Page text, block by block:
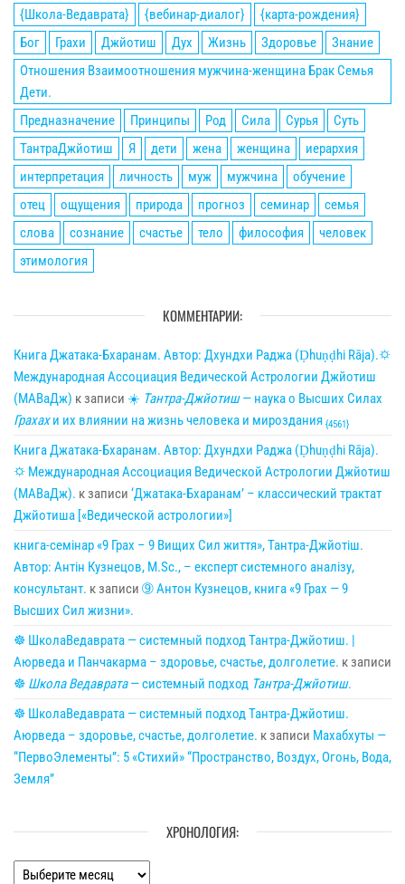
{Школа-Ведаврата}
{вебинар-диалог}
{карта-рождения}
Бог
Грахи Джйотиш Дух Жизнь Здоровье
Знание
Отношения Взаимоотношения мужчина-женщина Брак Семья
Дети.
Предназначение
Принципы Род Сила Сурья
Суть
ТантраДжйотиш
Я дети жена женщина
иерархия
интерпретация
личность муж мужчина
обучение
отец
ощущения природа прогноз семинар
семья
слова
сознание счастье тело философия
человек
этимология
КОММЕНТАРИИ:
Книга Джатака-Бхаранам. Автор: Дхундхи Раджа (Ḍhuṇḍhi Rāja).🌣
Международная Ассоциация Ведической Астрологии Джйотиш
(МАВаДж) к записи ☀ Тантра-Джйотиш— наука о Высших Силах
Грахахи их влиянии на жизнь человека и мироздания {4561}
Книга Джатака-Бхаранам. Автор: Дхундхи Раджа (Ḍhuṇḍhi Rāja).
🌣 Международная Ассоциация Ведической Астрологии Джйотиш
(МАВаДж). к записи ‘Джатака-Бхаранам’ – классический трактат
Джйотиша [«Ведической астрологии»]
книга-семінар «9 Грах – 9 Вищих Сил життя», Тантра-Джйотіш.
Автор: Антін Кузнецов, M.Sc., – експерт системного аналізу,
консультант. к записи ➈ Антон Кузнецов, книга «9 Грах — 9
Высших Сил жизни».
☸ ШколаВедаврата — системный подход Тантра-Джйотиш. |
Аюрведа и Панчакарма – здоровье, счастье, долголетие. к записи
☸ Школа Ведаврата— системный подход Тантра-Джйотиш.
☸ ШколаВедаврата — системный подход Тантра-Джйотиш.
Аюрведа – здоровье, счастье, долголетие. к записи Махабхуты —
“ПервоЭлементы”: 5 «Стихий» “Пространство, Воздух, Огонь, Вода,
Земля”
ХРОНОЛОГИЯ:
Хронология: